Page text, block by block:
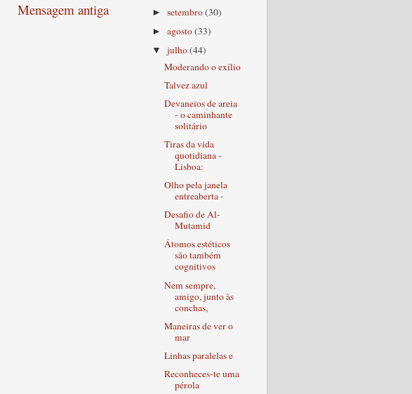
Mensagem antiga ►setembro(30)
►agosto(33)
▼julho(44)
Moderando o exílio
Talvez azul
Devaneios de areia
- o caminhante
solitário
Tiras da vida
quotidiana -
Lisboa:
Olho pela janela
entreaberta -
Desafio de Al-
Mutamid
Átomos estéticos
são também
cognitivos
Nem sempre,
amigo, junto às
conchas,
Maneiras de ver o
mar
Linhas paralelas e
Reconheces-te uma
pérola